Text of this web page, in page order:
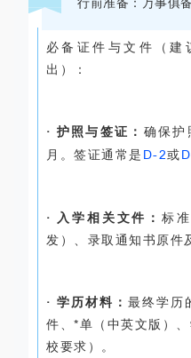
行前准备：万事俱
必备证件与文件（建
出）：
· 护照与签证： 确保护
月。签证通常是 D-2或
· 入学相关文件： 标
发）、录取通知书原件
· 学历材料： 最终学历
件、*单（中英文版）
校要求）。